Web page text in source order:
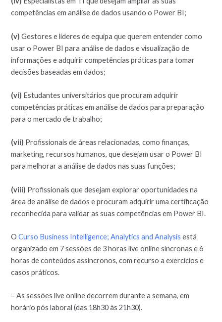
competências em análise de dados usando o Power BI;
(v) Gestores e líderes de equipa que querem entender como
usar o Power BI para análise de dados e visualização de
informações e adquirir competências práticas para tomar
decisões baseadas em dados;
(vi) Estudantes universitários que procuram adquirir
competências práticas em análise de dados para preparação
para o mercado de trabalho;
(vii) Profissionais de áreas relacionadas, como finanças,
marketing, recursos humanos, que desejam usar o Power BI
para melhorar a análise de dados nas suas funções;
(viii) Profissionais que desejam explorar oportunidades na
área de análise de dados e procuram adquirir uma certificação
reconhecida para validar as suas competências em Power BI.
OCurso Business Intelligence; Analytics and Analysis está
organizado em 7 sessões de 3 horas live online síncronas e 6
horas de conteúdos assíncronos, com recurso a exercícios e
casos práticos.
– As sessões live online decorrem durante a semana, em
horário pós laboral (das 18h30 às 21h30).